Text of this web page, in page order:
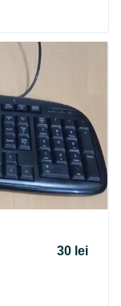
30 lei